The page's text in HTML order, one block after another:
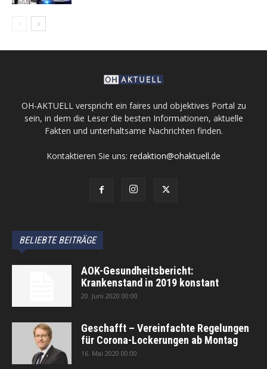
OH-AKTUELL verspricht ein faires und objektives Portal zu
sein, in dem die Leser die besten Informationen, aktuelle
Fakten und unterhaltsame Nachrichten finden.
Kontaktieren Sie uns: redaktion@ohaktuell.de
BELIEBTE BEITRÄGE
AOK-Gesundheitsbericht:
Krankenstand in 2019 konstant
20. Juni 2020 00:00
Geschafft – Vereinfachte Regelungen
für Corona-Lockerungen ab Montag
16. Mai 2020 00:00